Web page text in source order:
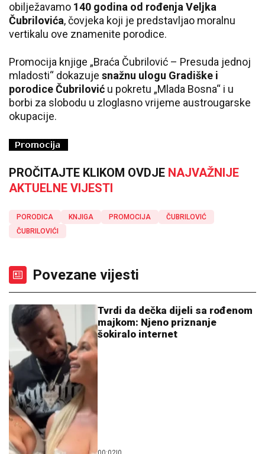
obilježavamo 140 godina od rođenja Veljka
Čubrilovića, čovjeka koji je predstavljao moralnu
vertikalu ove znamenite porodice.
Promocija knjige „Braća Čubrilović – Presuda jednoj
mladosti“ dokazuje snažnu ulogu Gradiške i
porodice Čubrilović u pokretu „Mlada Bosna“ i u
borbi za slobodu u zloglasno vrijeme austrougarske
okupacije.
PROČITAJTE KLIKOM OVDJE NAJVAŽNIJE
AKTUELNE VIJESTI
PORODICA KNJIGA PROMOCIJA
ČUBRILOVIĆ
ČUBRILOVIĆI
Povezane vijesti
Tvrdi da dečka dijeli sa rođenom
majkom: Njeno priznanje
šokiralo internet